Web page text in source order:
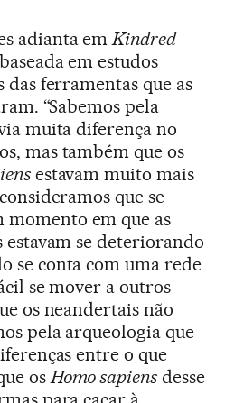
adianta emKindred
em estudos
das ferramentas que as
“Sabemos pela
muita diferença no
mas também que os
estavam muito mais
que se
em que as
se deteriorando
se conta com uma rede
se mover a outros
os neandertais não
pela arqueologia que
entre o que
osHomo sapiens desse